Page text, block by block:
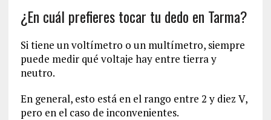
¿En cuál prefieres tocar tu dedo en Tarma?
Si tiene un voltímetro o un multímetro, siempre
puede medir qué voltaje hay entre tierra y
neutro.
En general, esto está en el rango entre 2 y diez V,
pero en el caso de inconvenientes.